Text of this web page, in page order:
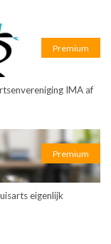
Premium
IMA af
Premium
eigenlijk